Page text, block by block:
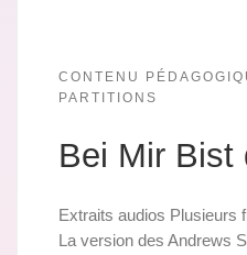
CONTENU
PARTITIONS
Bei Mir Bist
Extraits audios Plusieurs
La version des Andrews